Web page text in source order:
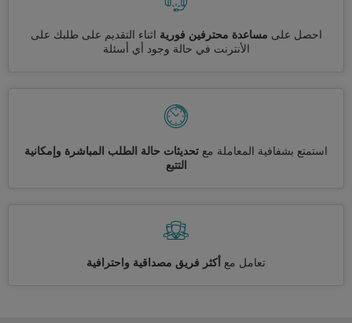
احصل على مساعدة محترفين فورية اثناء التقديم على طلبك على
الأنترنت في حالة وجود أي أسئلة
استمتع بشفافية المعاملة مع تحديثات حالة الطلب المباشرة وإمكانية
التتبع
تعامل مع أكثر فريق مصداقية واحترافية